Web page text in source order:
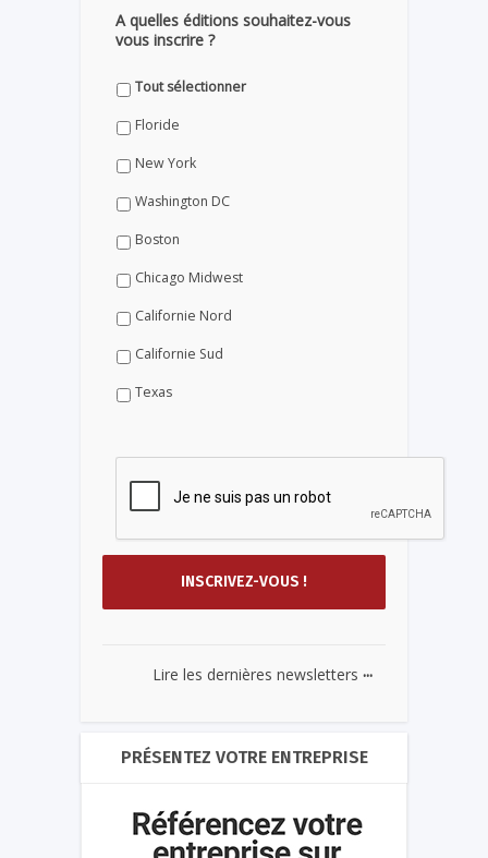
A quelles éditions souhaitez-vous
vous inscrire ?
Tout sélectionner
Floride
New York
Washington DC
Boston
Chicago Midwest
Californie Nord
Californie Sud
Texas
Lire les dernières newsletters ...
PRÉSENTEZ VOTRE ENTREPRISE